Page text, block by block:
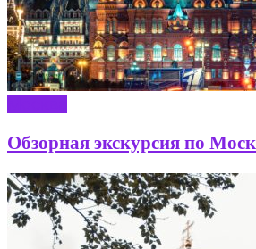
Обзорная экскурсия по